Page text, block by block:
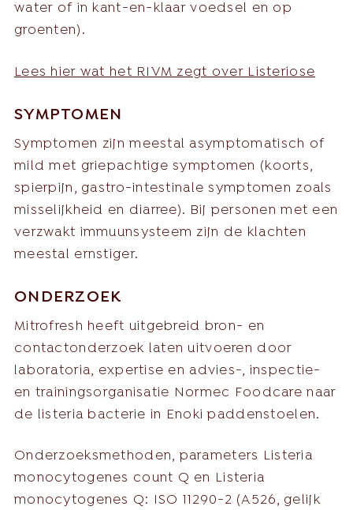
water of in kant-en-klaar voedsel en op
groenten).
Lees hier wat het RIVM zegt over Listeriose
SYMPTOMEN
Symptomen zijn meestal asymptomatisch of
mild met griepachtige symptomen (koorts,
spierpijn, gastro-intestinale symptomen zoals
misselijkheid en diarree). Bij personen met een
verzwakt immuunsysteem zijn de klachten
meestal ernstiger.
ONDERZOEK
Mitrofresh heeft uitgebreid bron- en
contactonderzoek laten uitvoeren door
laboratoria, expertise en advies-, inspectie-
en trainingsorganisatie Normec Foodcare naar
de listeria bacterie in Enoki paddenstoelen.
Onderzoeksmethoden, parameters Listeria
monocytogenes count Q en Listeria
monocytogenes Q: ISO 11290-2 (A526, gelijk